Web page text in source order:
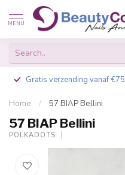
MENU
Gratis verzending vanaf €75
Home / 57 BIAP Bellini
57 BIAP Bellini
POLKADOTS